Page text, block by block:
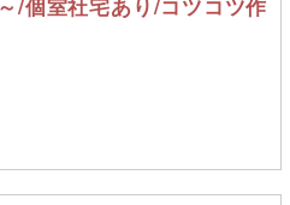
/個室社宅あり/コツコツ作